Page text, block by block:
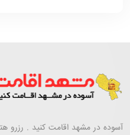
آسوده در مشهد اقامت کنید . رزرو